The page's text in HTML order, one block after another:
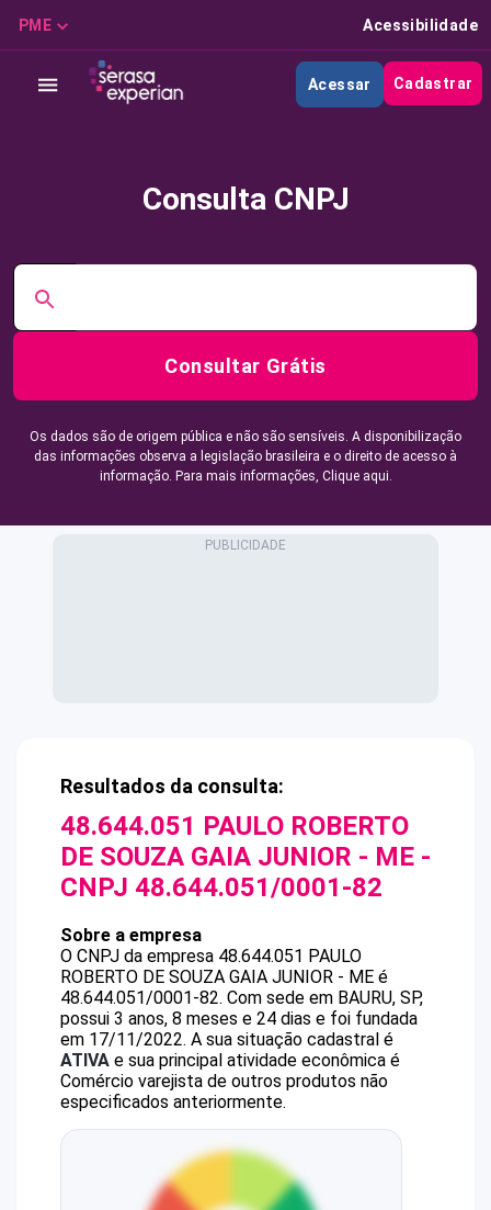
PME Acessibilidade
Acessar Cadastrar
Consulta CNPJ
Consultar Grátis
Os dados são de origem pública e não são sensíveis. A disponibilização
das informações observa a legislação brasileira e o direito de acesso à
informação. Para mais informações, Clique aqui.
Resultados da consulta:
48.644.051 PAULO ROBERTO
DE SOUZA GAIA JUNIOR - ME -
CNPJ 48.644.051/0001-82
Sobre a empresa
O CNPJ da empresa 48.644.051 PAULO
ROBERTO DE SOUZA GAIA JUNIOR - ME é
48.644.051/0001-82. Com sede em BAURU, SP,
possui 3 anos, 8 meses e 24 dias e foi fundada
em 17/11/2022. A sua situação cadastral é
ATIVA e sua principal atividade econômica é
Comércio varejista de outros produtos não
especificados anteriormente.